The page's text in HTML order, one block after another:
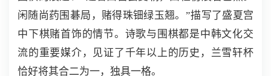
闲随尚药围碁局，赌得珠钿绿玉翘。”描写了盛夏宫
中下棋赌首饰的情节。诗歌与围棋都是中韩文化交
流的重要媒介，见证了千年以上的历史，兰雪轩杯
恰好将其合二为一，独具一格。